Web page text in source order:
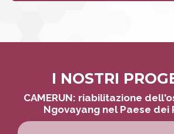
NavigazioneI NOSTRI
CAMERUN: riabilitazione
Ngovayang nel Paese dei